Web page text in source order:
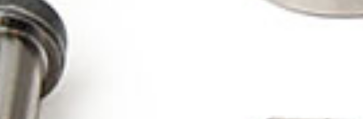
Gasdruckfedern und